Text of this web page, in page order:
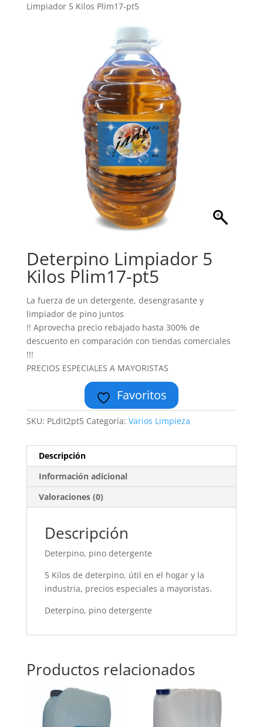
Limpiador 5 Kilos Plim17-pt5
Deterpino Limpiador 5
Kilos Plim17-pt5
La fuerza de un detergente, desengrasante y
limpiador de pino juntos
!! Aprovecha precio rebajado hasta 300% de
descuento en comparación con tiendas comerciales
!!!
PRECIOS ESPECIALES A MAYORISTAS
Favoritos
SKU: PLdit2pt5 Categoría: Varios Limpieza
Descripción
Información adicional
Valoraciones (0)
Descripción
Deterpino, pino detergente
5 Kilos de deterpino, útil en el hogar y la
industria, precios especiales a mayoristas.
Deterpino, pino detergente
Productos relacionados